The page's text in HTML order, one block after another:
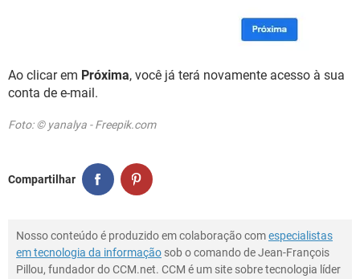
Ao clicar em Próxima, você já terá novamente acesso à sua
conta de e-mail.
Foto: © yanalya - Freepik.com
Compartilhar
Nosso conteúdo é produzido em colaboração comespecialistas
em tecnologia da informação sob o comando de Jean-François
Pillou, fundador do CCM.net. CCM é um site sobre tecnologia líder